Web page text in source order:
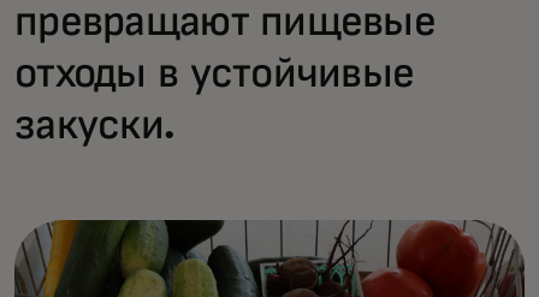
превращают пищевые
отходы в устойчивые
закуски.